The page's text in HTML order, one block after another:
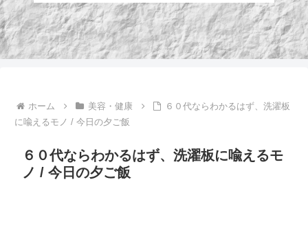
ホーム 美容・健康
６０代ならわかるはず、洗濯板
に喩えるモノ / 今日の夕ご飯
６０代ならわかるはず、洗濯板に喩えるモ
ノ / 今日の夕ご飯